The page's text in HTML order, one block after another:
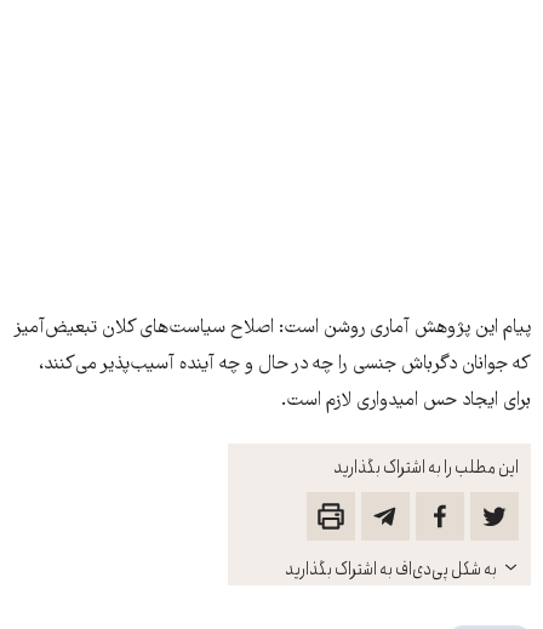
این مطلب را به اشتراک بگذارید
باز
کنید
به شکل پی‌دی‌اف به اشتراک بگذارید
پیام این پژوهش آماری روشن است: اصلاح سیاست‌های کلان تبعیض‌آمیز
که جوانان دگرباش جنسی را چه در حال و چه آینده آسیب‌پذیر می‌کنند،
برای ایجاد حس امیدواری لازم است.